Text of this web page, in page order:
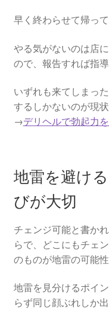
早く終わらせて帰っ
やる気がないのは店
ので、報告すれば指
いずれも来てしまっ
するしかないのが現状
→デリヘルで勃起力
地雷を避け
びが大切
チェンジ可能と書か
らで、どこにもチェ
のものが地雷の可能性
地雷を見分けるポイ
らず同じ顔ぶれしか